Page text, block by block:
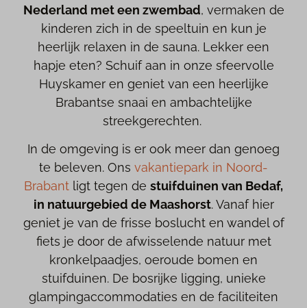
Nederland met een zwembad, vermaken de
kinderen zich in de speeltuin en kun je
heerlijk relaxen in de sauna. Lekker een
hapje eten? Schuif aan in onze sfeervolle
Huyskamer en geniet van een heerlijke
Brabantse snaai en ambachtelijke
streekgerechten.
In de omgeving is er ook meer dan genoeg
te beleven. Ons vakantiepark in Noord-
Brabant ligt tegen de stuifduinen van Bedaf,
in natuurgebied de Maashorst. Vanaf hier
geniet je van de frisse boslucht en wandel of
fiets je door de afwisselende natuur met
kronkelpaadjes, oeroude bomen en
stuifduinen. De bosrijke ligging, unieke
glampingaccommodaties en de faciliteiten